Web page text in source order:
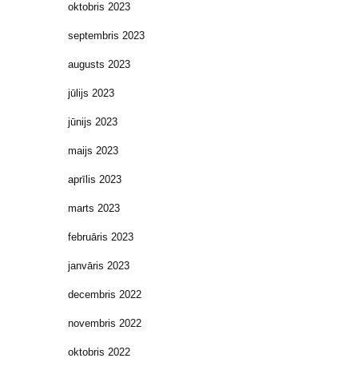
oktobris 2023
septembris 2023
augusts 2023
jūlijs 2023
jūnijs 2023
maijs 2023
aprīlis 2023
marts 2023
februāris 2023
janvāris 2023
decembris 2022
novembris 2022
oktobris 2022